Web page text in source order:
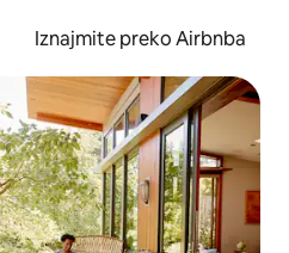
Iznajmite preko Airbnba